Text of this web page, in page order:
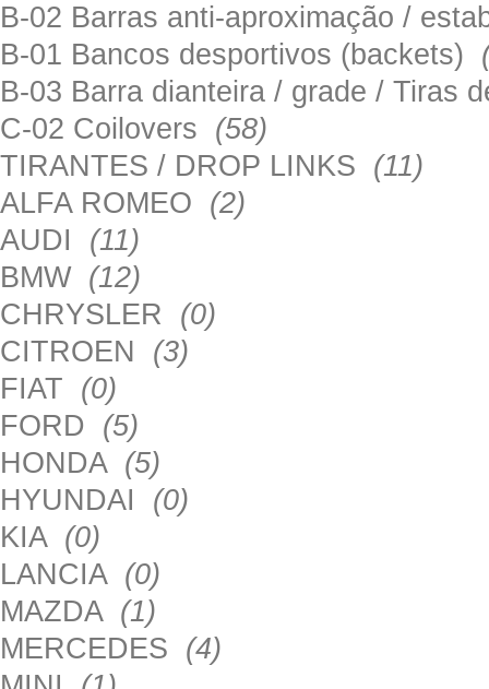
B-02 Barras anti-aproximação /
B-01 Bancos desportivos (backets)
B-03 Barra dianteira / grade / Tiras
C-02 Coilovers (58)
TIRANTES / DROP LINKS (11)
ALFA ROMEO (2)
AUDI (11)
BMW (12)
CHRYSLER (0)
CITROEN (3)
FIAT (0)
FORD (5)
HONDA (5)
HYUNDAI (0)
KIA (0)
LANCIA (0)
MAZDA (1)
MERCEDES (4)